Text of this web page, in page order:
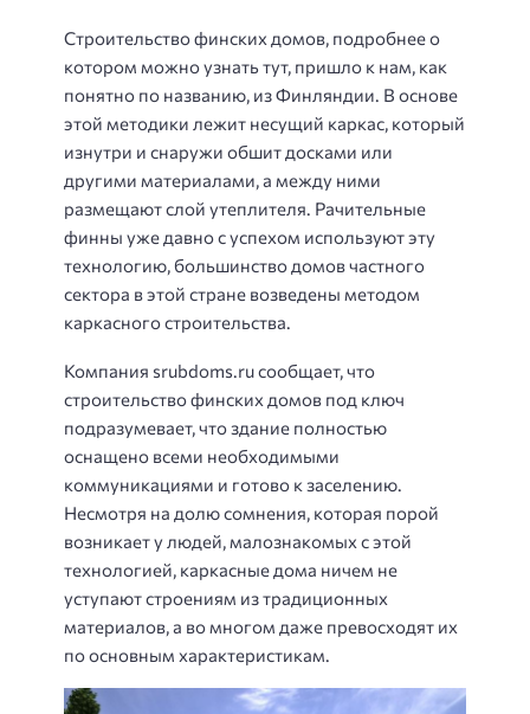
Строительство финских домов, подробнее о
котором можно узнать тут, пришло к нам, как
понятно по названию, из Финляндии. В основе
этой методики лежит несущий каркас, который
изнутри и снаружи обшит досками или
другими материалами, а между ними
размещают слой утеплителя. Рачительные
финны уже давно с успехом используют эту
технологию, большинство домов частного
сектора в этой стране возведены методом
каркасного строительства.
Компания srubdoms.ru сообщает, что
строительство финских домов под ключ
подразумевает, что здание полностью
оснащено всеми необходимыми
коммуникациями и готово к заселению.
Несмотря на долю сомнения, которая порой
возникает у людей, малознакомых с этой
технологией, каркасные дома ничем не
уступают строениям из традиционных
материалов, а во многом даже превосходят их
по основным характеристикам.